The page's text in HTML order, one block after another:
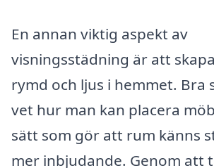
En annan viktig aspekt av
visningsstädning är att
rymd och ljus i hemmet. Bra
vet hur man kan placera
sätt som gör att rum känns
mer inbjudande. Genom att